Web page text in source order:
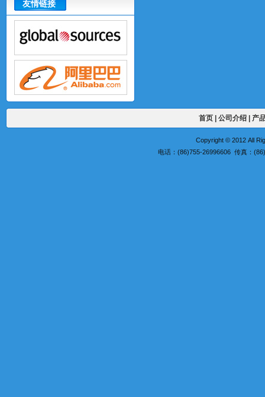
友情链接
首页|公司介绍| 产
Copyright © 2012 All
电话：(86)755-26996606 传真：